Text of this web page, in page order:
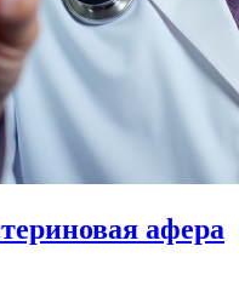
афера